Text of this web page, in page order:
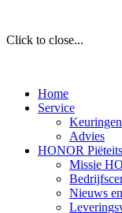
Click to close...
Home
Service
Advies
HONOR
Missie
Nieuws